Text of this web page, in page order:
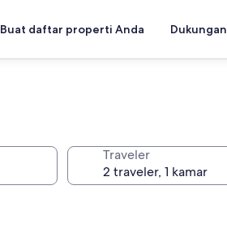
Buat daftar properti Anda Dukungan
Traveler